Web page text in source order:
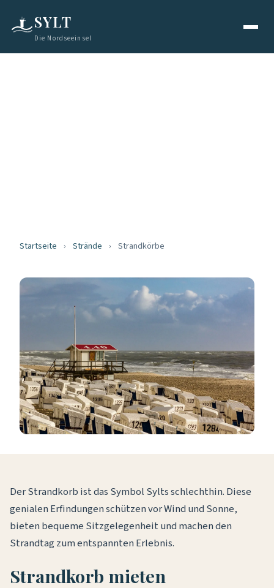
SYLT
Die Nordseeinsel
Startseite › Strände › Strandkörbe
Der Strandkorb ist das Symbol Sylts schlechthin. Diese
genialen Erfindungen schützen vor Wind und Sonne,
bieten bequeme Sitzgelegenheit und machen den
Strandtag zum entspannten Erlebnis.
Strandkorb mieten